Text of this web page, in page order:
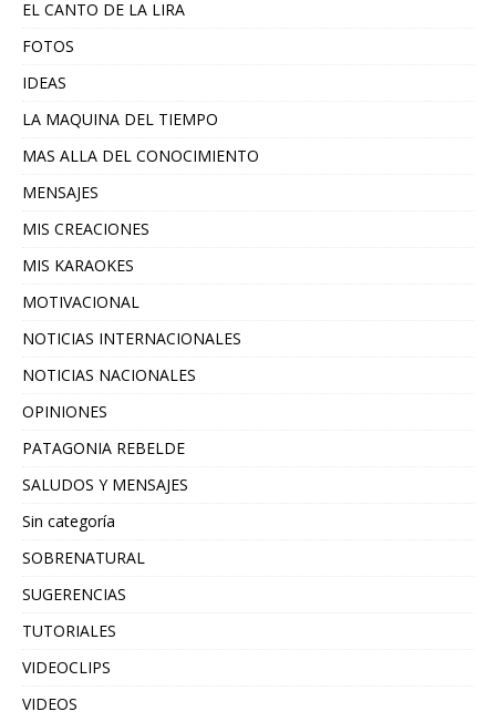
EL CANTO DE LA LIRA
FOTOS
IDEAS
LA MAQUINA DEL TIEMPO
MAS ALLA DEL CONOCIMIENTO
MENSAJES
MIS CREACIONES
MIS KARAOKES
MOTIVACIONAL
NOTICIAS INTERNACIONALES
NOTICIAS NACIONALES
OPINIONES
PATAGONIA REBELDE
SALUDOS Y MENSAJES
Sin categoría
SOBRENATURAL
SUGERENCIAS
TUTORIALES
VIDEOCLIPS
VIDEOS